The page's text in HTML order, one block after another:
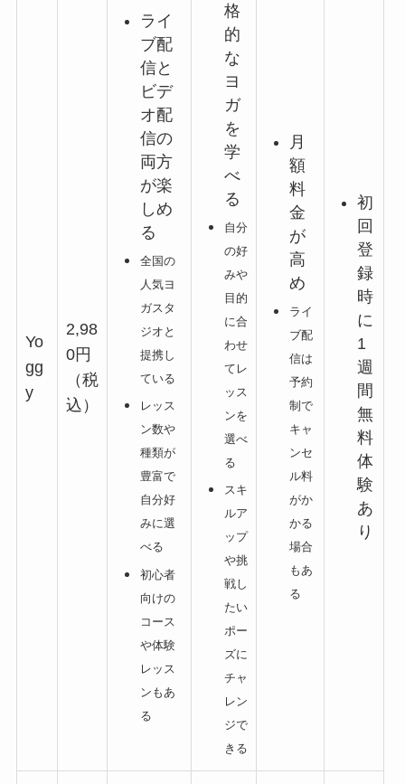
Yo
gg
y
2,98
0円
（税
込）
ライ
ブ配
信と
ビデ
オ配
信の
両方
が楽
しめ
る
全国の
人気ヨ
ガスタ
ジオと
提携し
ている
レッス
ン数や
種類が
豊富で
自分好
みに選
べる
初心者
向けの
コース
や体験
レッス
ンもあ
る
格
的
な
ヨ
ガ
を
学
べ
る
自分
の好
みや
目的
に合
わせ
てレ
ッス
ンを
選べ
る
スキ
ルア
ップ
や挑
戦し
たい
ポー
ズに
チャ
レン
ジで
きる
月
額
料
金
が
高
め
ライ
ブ配
信は
予約
制で
キャ
ンセ
ル料
がか
かる
場合
もあ
る
初
回
登
録
時
に
1
週
間
無
料
体
験
あ
り